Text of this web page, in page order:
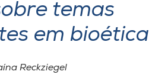
temas
em bioética
Reckziegel